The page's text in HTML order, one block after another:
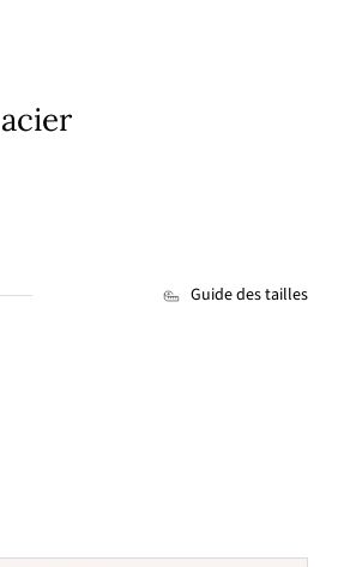
Guide des tailles